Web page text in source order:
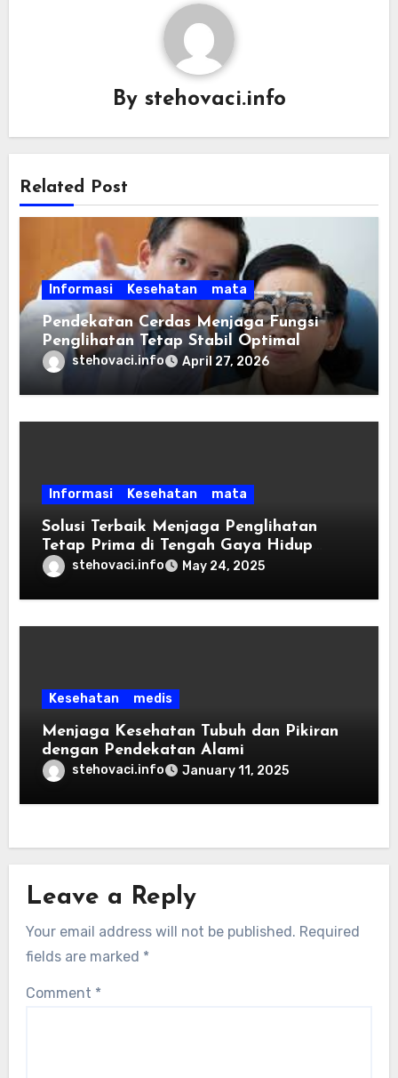
By stehovaci.info
Related Post
Informasi Kesehatan mata
Pendekatan Cerdas Menjaga Fungsi
Penglihatan Tetap Stabil Optimal
stehovaci.info April 27, 2026
Informasi Kesehatan mata
Solusi Terbaik Menjaga Penglihatan
Tetap Prima di Tengah Gaya Hidup
Modernstehovaci.info May 24, 2025
Kesehatan medis
Menjaga Kesehatan Tubuh dan Pikiran
dengan Pendekatan Alami
stehovaci.info January 11, 2025
Leave a Reply
Your email address will not be published. Required
fields are marked *
Comment *